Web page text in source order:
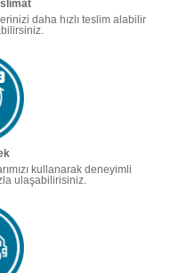
daha hızlı teslim alabilir
kullanarak deneyimli
ulaşabilirisiniz.